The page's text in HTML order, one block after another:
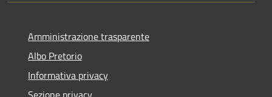
Amministrazione trasparente
Albo Pretorio
Informativa privacy